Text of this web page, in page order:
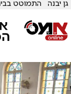
גן יבנה התמוטט